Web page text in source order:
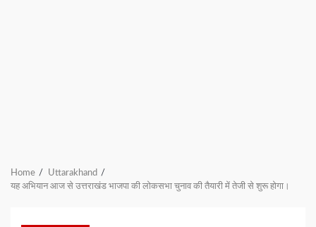
Home
Uttarakhand
यह अभियान आज से उत्तराखंड भाजपा की लोकसभा चुनाव की तैयारी में तेजी से शुरू होगा।